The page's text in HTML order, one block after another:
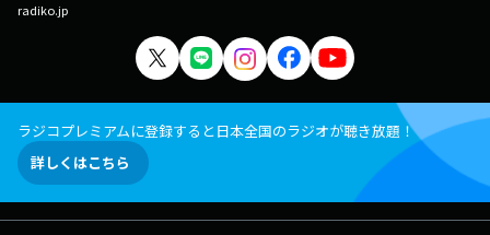
radiko.jp
ラジコプレミアムに登録すると日本全国のラジオが聴き放題！
詳しくはこちら